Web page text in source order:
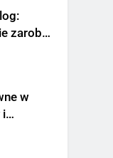
zarobki
w
i